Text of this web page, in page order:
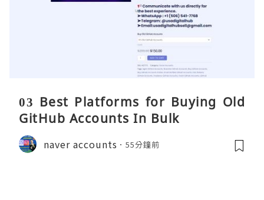
03 Best Platforms for Buying Old
GitHub Accounts In Bulk
naver accounts 55分鐘前